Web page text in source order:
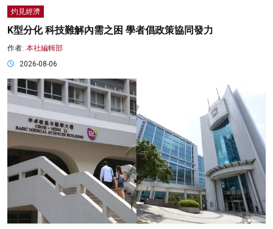
灼見經濟
K型分化 科技難解內需之困 學者倡政策協同發力
作者: 本社編輯部
2026-08-06